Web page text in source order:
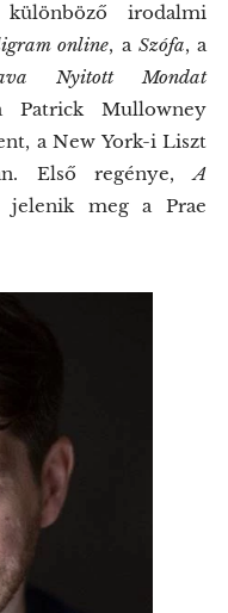
irodalmi
online, a Szófa, a
Nyitott Mondat
Patrick Mullowney
a New York-i Liszt
Első regénye,A
jelenik meg a Prae